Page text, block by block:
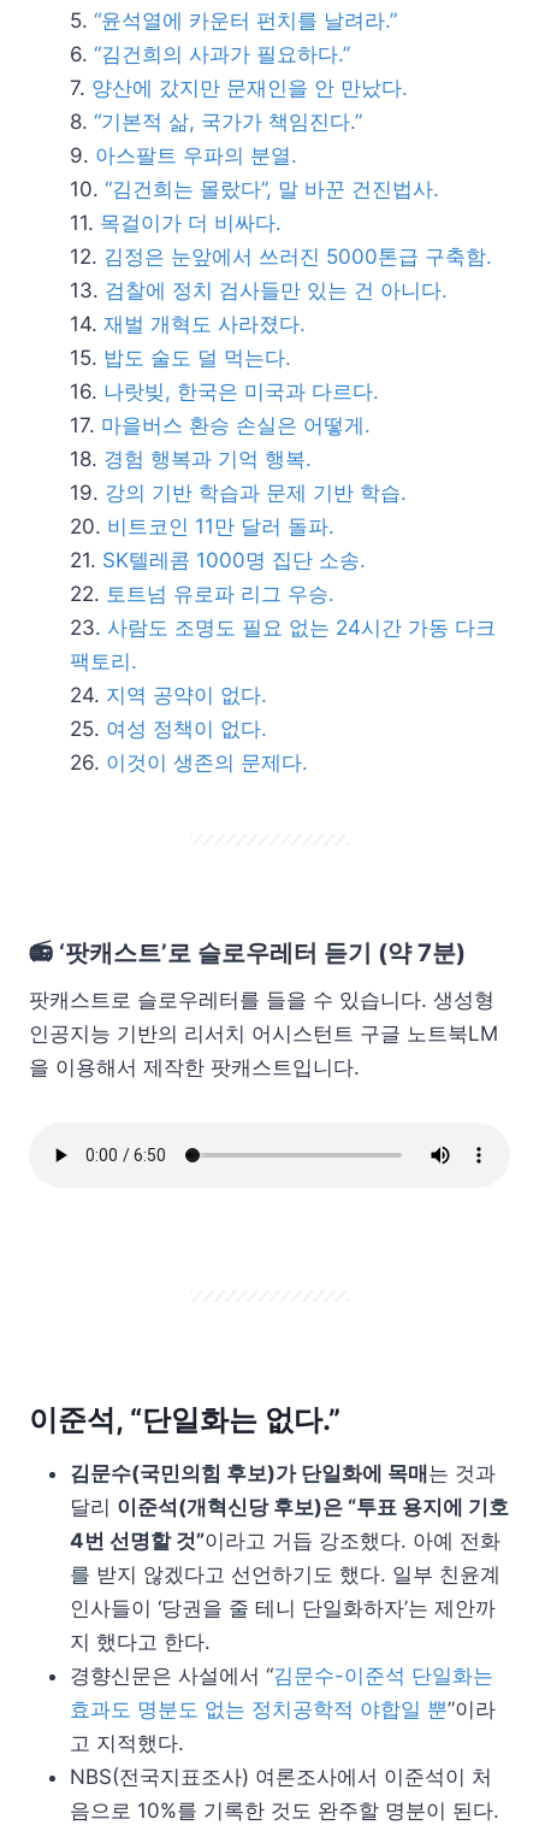
“윤석열에 카운터 펀치를 날려라.”
“김건희의 사과가 필요하다.”
양산에 갔지만 문재인을 안 만났다.
“기본적 삶, 국가가 책임진다.”
아스팔트 우파의 분열.
“김건희는 몰랐다”, 말 바꾼 건진법사.
목걸이가 더 비싸다.
김정은 눈앞에서 쓰러진 5000톤급 구축함.
검찰에 정치 검사들만 있는 건 아니다.
재벌 개혁도 사라졌다.
밥도 술도 덜 먹는다.
나랏빚, 한국은 미국과 다르다.
마을버스 환승 손실은 어떻게.
경험 행복과 기억 행복.
강의 기반 학습과 문제 기반 학습.
비트코인 11만 달러 돌파.
SK텔레콤 1000명 집단 소송.
토트넘 유로파 리그 우승.
사람도 조명도 필요 없는 24시간 가동 다크
팩토리.
지역 공약이 없다.
여성 정책이 없다.
이것이 생존의 문제다.
📻 ‘팟캐스트’로 슬로우레터 듣기 (약 7분)
팟캐스트로 슬로우레터를 들을 수 있습니다. 생성형
인공지능 기반의 리서치 어시스턴트 구글 노트북LM
을 이용해서 제작한 팟캐스트입니다.
이준석, “단일화는 없다.”
김문수(국민의힘 후보)가 단일화에 목매 는 것과
달리 이준석(개혁신당 후보)은 “투표 용지에 기호
4번 선명할 것”이라고 거듭 강조했다. 아예 전화
를 받지 않겠다고 선언하기도 했다. 일부 친윤계
인사들이 ‘당권을 줄 테니 단일화하자’는 제안까
지 했다고 한다.
경향신문은 사설에서 “김문수-이준석 단일화는
효과도 명분도 없는 정치공학적 야합일 뿐”이라
고 지적했다.
NBS(전국지표조사) 여론조사에서 이준석이 처
음으로 10%를 기록한 것도 완주할 명분이 된다.